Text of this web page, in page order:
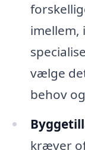
imellem,
vælge
behov
kræver